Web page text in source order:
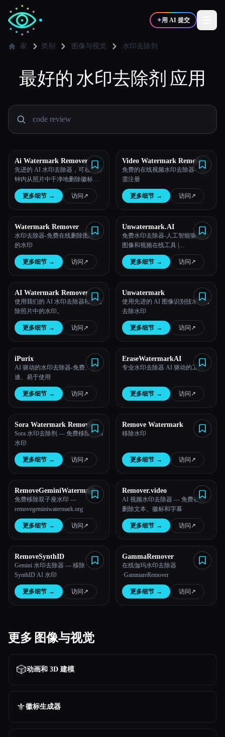
✦用 AI 提交
✍️写作者 🎨设计师
💻 📈
博客
所有分类
关于
家 类别 图像与视觉 水印去除剂
最好的水印去除剂应用
Ai Watermark Remover
先进的 AI 水印去除器，可在几秒
钟内从照片中干净地删除徽标、
文字和印章。免费使用，呈现专
业品质的结果。
更多细节 → 访问 ↗︎
Video Watermark Remove
AI
免费的在线视频水印去除器—无
需注册
更多细节 → 访问 ↗︎
Watermark Remover
水印去除器-免费在线删除图像中
的水印
更多细节 → 访问 ↗︎
Unwatermark.AI
免费水印去除器-人工智能驱动的
图像和视频在线工具 |
Unwatermark.AI
更多细节 → 访问 ↗︎
AI Watermark Remover
Online for Free
使用我们的 AI 水印去除器轻松去
除照片中的水印。
更多细节 → 访问 ↗︎
Unwatermark
使用先进的 AI 图像识别技术轻松
去除水印
更多细节 → 访问 ↗︎
iPurix
AI 驱动的水印去除器-免费、快
速、易于使用
更多细节 → 访问 ↗︎
EraseWatermarkAI
专业水印去除器 AI 驱动的工具
更多细节 → 访问 ↗︎
Sora Watermark Remover
Sora 水印去除剂 — 免费移除 Sora
水印
更多细节 → 访问 ↗︎
Remove Watermark
移除水印
更多细节 → 访问 ↗︎
RemoveGeminiWatermark
免费移除双子座水印 —
removegeminiwatermark.org
更多细节 → 访问 ↗︎
Remover.video
AI 视频水印去除器 — 免费在线
删除文本、徽标和字幕
更多细节 → 访问 ↗︎
RemoveSynthID
Gemini 水印去除器 — 移除
SynthID AI 水印
更多细节 → 访问 ↗︎
GammaRemover
在线伽玛水印去除器
·GammareRemover
更多细节 → 访问 ↗︎
更多 图像与视觉
🎲动画和 3D 建模
⚜️徽标生成器